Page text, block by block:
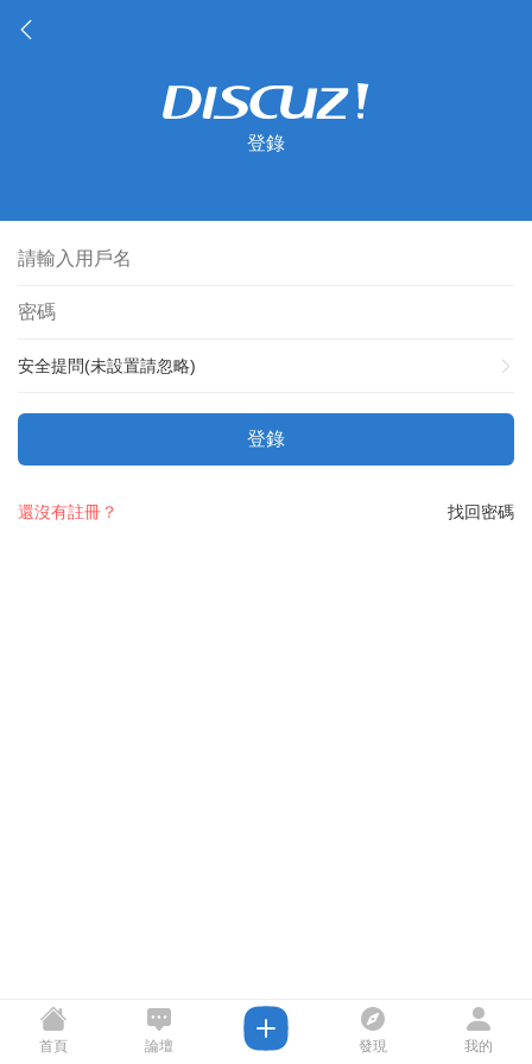
登錄
安全提問(未設置請忽略)
登錄
找回密碼
還沒有註冊？
首頁 論壇 發現 我的